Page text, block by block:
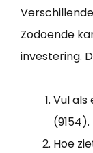
Zodoende
investering.
Vul als
(9154).
Hoe